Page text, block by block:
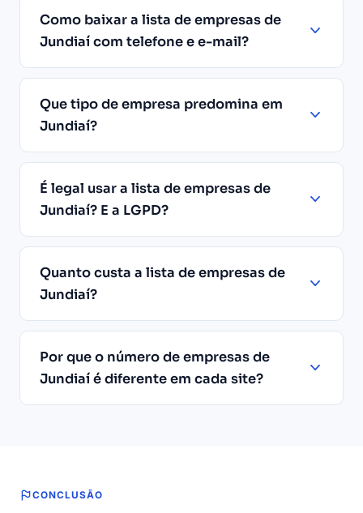
Como baixar a lista de empresas de
Jundiaí com telefone e e-mail?
Que tipo de empresa predomina em
Jundiaí?
É legal usar a lista de empresas de
Jundiaí? E a LGPD?
Quanto custa a lista de empresas de
Jundiaí?
Por que o número de empresas de
Jundiaí é diferente em cada site?
CONCLUSÃO